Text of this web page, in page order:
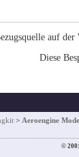
auf der
Diese
> Aeroengine
©